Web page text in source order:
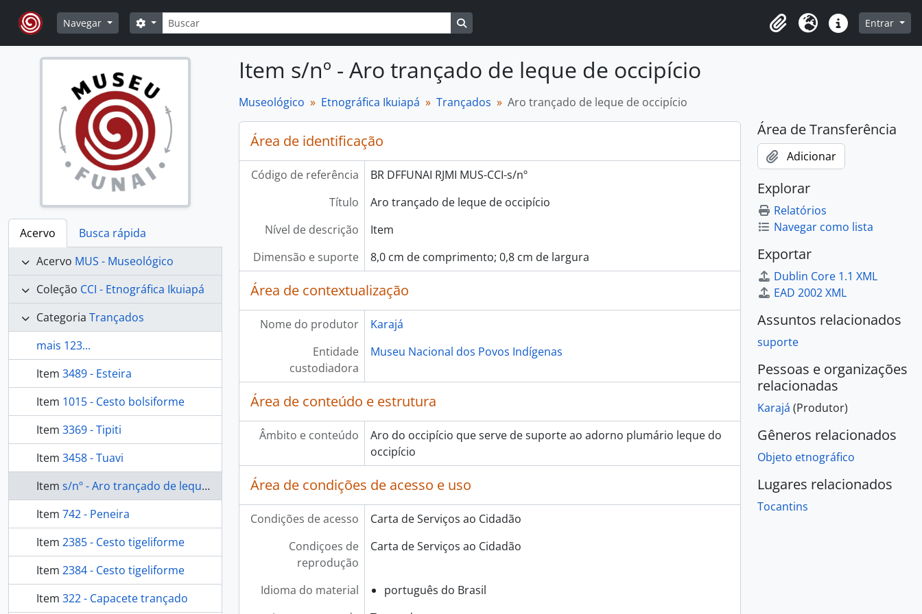
Skip to main content
Navegar
Buscar
Opções de busca
Área de Transferência
Idioma Atalhos Entrar
Acervo
Busca rápida
Acervo MUS - Museológico
Coleção CCI - Etnográfica Ikuiapá
Categoria Trançados
mais 123...
Item 3489 - Esteira
Item 1015 - Cesto bolsiforme
Item 3369 - Tipiti
Item 3458 - Tuavi
Item s/nº - Aro trançado de leque de occipício
Item 742 - Peneira
Item 2385 - Cesto tigeliforme
Item 2384 - Cesto tigeliforme
Item 322 - Capacete trançado
Item s/nº - Aro trançado de leque de occipício
Museológico Etnográfica Ikuiapá Trançados Aro trançado de leque de occipício
Área de identificação
Código de referência
BR DFFUNAI RJMI MUS-CCI-s/nº
Título
Aro trançado de leque de occipício
Nível de descrição
Item
Dimensão e suporte
8,0 cm de comprimento; 0,8 cm de largura
Área de contextualização
Nome do produtor
Karajá
Entidade
custodiadora
Museu Nacional dos Povos Indígenas
Área de conteúdo e estrutura
Âmbito e conteúdo
Aro do occipício que serve de suporte ao adorno plumário leque do
occipício
Área de condições de acesso e uso
Condições de acesso
Carta de Serviços ao Cidadão
Condiçoes de
reprodução
Carta de Serviços ao Cidadão
Idioma do material
português do Brasil
Área de Transferência
Adicionar
Explorar
Relatórios
Navegar como lista
Exportar
Dublin Core 1.1 XML
EAD 2002 XML
Assuntos relacionados
suporte
Pessoas e organizações
relacionadas
Karajá (Produtor)
Gêneros relacionados
Objeto etnográfico
Lugares relacionados
Tocantins